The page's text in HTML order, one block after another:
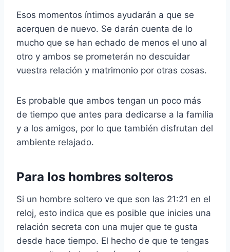
Esos momentos íntimos ayudarán a que se
acerquen de nuevo. Se darán cuenta de lo
mucho que se han echado de menos el uno al
otro y ambos se prometerán no descuidar
vuestra relación y matrimonio por otras cosas.
Es probable que ambos tengan un poco más
de tiempo que antes para dedicarse a la familia
y a los amigos, por lo que también disfrutan del
ambiente relajado.
Para los hombres solteros
Si un hombre soltero ve que son las 21:21 en el
reloj, esto indica que es posible que inicies una
relación secreta con una mujer que te gusta
desde hace tiempo. El hecho de que te tengas